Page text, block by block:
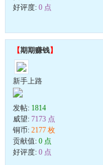
好评度: 0 点
【期期赚钱】
新手上路
发帖: 1814
威望: 7173 点
铜币: 2177 枚
贡献值: 0 点
好评度: 0 点